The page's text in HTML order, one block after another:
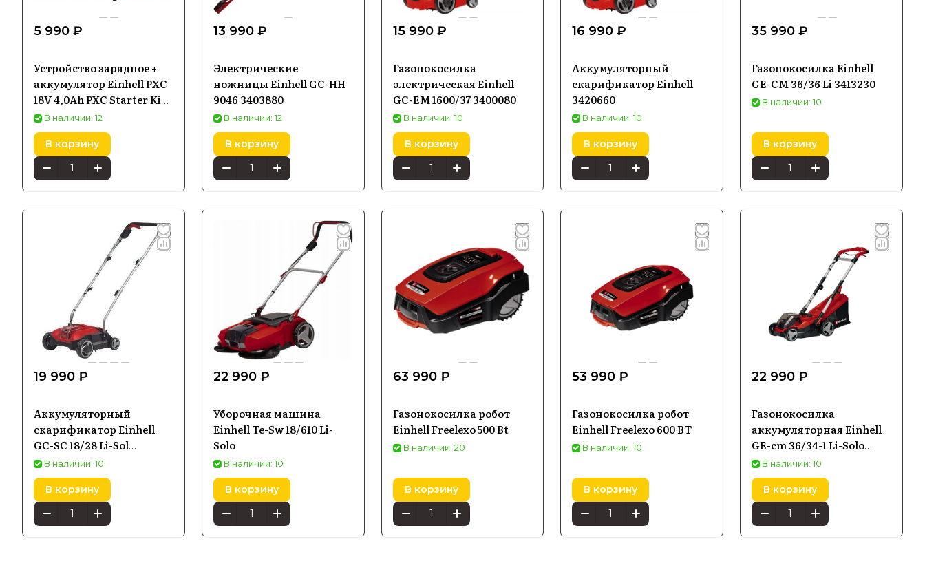
5 990 ₽
Устройство зарядное +
аккумулятор Einhell PXC
18V 4,0Ah PXC Starter Kit
2, 4 Ач 4512042
В наличии: 12
В корзину
13 990 ₽
Электрические
ножницы Einhell GC-HH
9046 3403880
В наличии: 12
В корзину
15 990 ₽
Газонокосилка
электрическая Einhell
GC-EM 1600/37 3400080
В наличии: 10
В корзину
16 990 ₽
Аккумуляторный
скарификатор Einhell
3420660
В наличии: 10
В корзину
35 990 ₽
Газонокосилка Einhell
GE-CM 36/36 Li 3413230
В наличии: 10
В корзину
19 990 ₽
Аккумуляторный
скарификатор Einhell
GC-SC 18/28 Li-Sol
3420604
В наличии: 10
В корзину
22 990 ₽
Уборочная машина
Einhell Te-Sw 18/610 Li-
Solo
В наличии: 10
В корзину
63 990 ₽
Газонокосилка робот
Einhell Freelexo 500 Bt
В наличии: 20
В корзину
53 990 ₽
Газонокосилка робот
Einhell Freelexo 600 BT
В наличии: 10
В корзину
22 990 ₽
Газонокосилка
аккумуляторная Einhell
GE-cm 36/34-1 Li-Solo
3413226
В наличии: 10
В корзину